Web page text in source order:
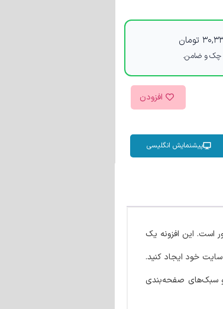
تومان
افزودن
پیشنمایش انگلیسی
است. این افزونه یک
خود ایجاد کنید.
و سبک‌های صفحه‌بندی